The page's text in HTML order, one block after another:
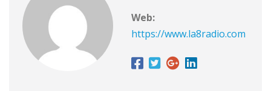
Web:
https://www.la8radio.com